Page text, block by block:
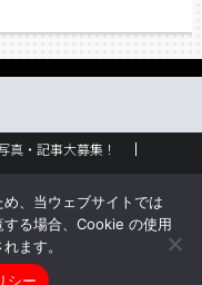
真・記事大募集！
リシー
All rights reserved.
、当ウェブサイトでは
る場合、Cookie の使用
ます。
シー